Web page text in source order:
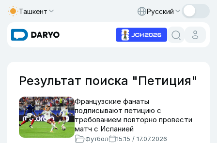
Ташкент Русский
Результат поиска "Петиция"
Французские фанаты
подписывают петицию с
требованием повторно провести
матч с Испанией
Футбол 15:15 / 17.07.2026